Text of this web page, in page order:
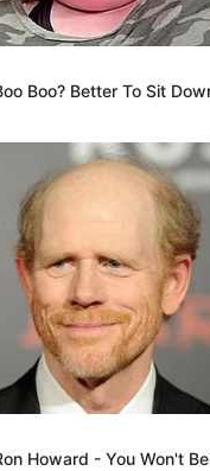
wenn sich die
so viele
Impressum &
Smartphone
Boo? Better To Sit
Howard - You Won't